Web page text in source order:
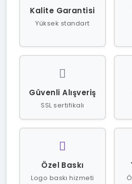
Kalite Garantisi
Yüksek standart
Güvenli Alışveriş
SSL sertifikalı
Özel Baskı
Logo baskı hizmeti